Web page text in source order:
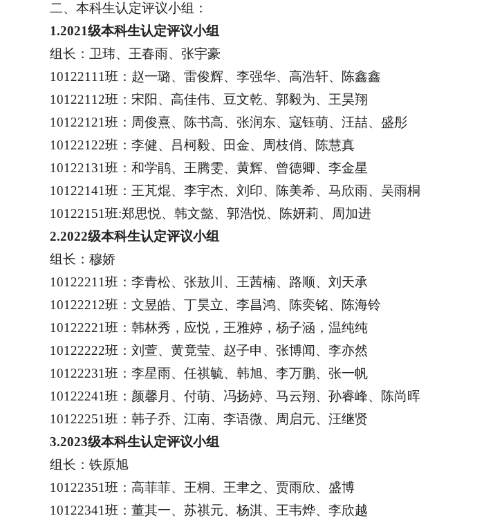
二、本科生认定评议小组：
1.2021级本科生认定评议小组
组长：卫玮、王春雨、张宇豪
10122111班：赵一璐、雷俊辉、李强华、高浩轩、陈鑫鑫
10122112班：宋阳、高佳伟、豆文乾、郭毅为、王昊翔
10122121班：周俊熹、陈书高、张润东、寇钰萌、汪喆、盛彤
10122122班：李健、吕柯毅、田金、周枝俏、陈慧真
10122131班：和学鹃、王腾雯、黄辉、曾德卿、李金星
10122141班：王芃焜、李宇杰、刘印、陈美希、马欣雨、吴雨桐
10122151班:郑思悦、韩文懿、郭浩悦、陈妍莉、周加进
2.2022级本科生认定评议小组
组长：穆娇
10122211班：李青松、张敖川、王茜楠、路顺、刘天承
10122212班：文昱皓、丁昊立、李昌鸿、陈奕铭、陈海铃
10122221班：韩林秀，应悦，王雅婷，杨子涵，温纯纯
10122222班：刘萱、黄竟莹、赵子申、张博闻、李亦然
10122231班：李星雨、任祺毓、韩旭、李万鹏、张一帆
10122241班：颜馨月、付萌、冯扬婷、马云翔、孙睿峰、陈尚晖
10122251班：韩子乔、江南、李语微、周启元、汪继贤
3.2023级本科生认定评议小组
组长：铁原旭
10122351班：高菲菲、王桐、王聿之、贾雨欣、盛博
10122341班：董其一、苏祺元、杨淇、王韦烨、李欣越